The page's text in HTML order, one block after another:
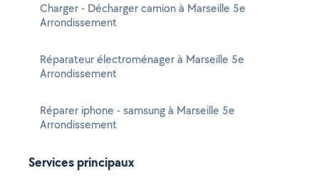
Charger - Décharger camion à Marseille 5e
Arrondissement
Réparateur électroménager à Marseille 5e
Arrondissement
Réparer iphone - samsung à Marseille 5e
Arrondissement
Services principaux